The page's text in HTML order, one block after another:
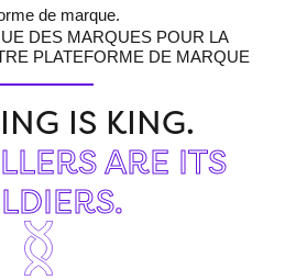
DES MARQUES POUR LA
PLATEFORME DE MARQUE
IS KING.
ARE ITS